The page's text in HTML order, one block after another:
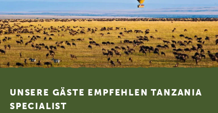
Footer
UNSERE GÄSTE EMPFEHLEN TANZANIA
SPECIALIST